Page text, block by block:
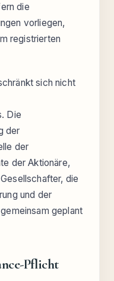
die
vorliegen,
registrierten
sich nicht
Die
der
der
der Aktionäre,
die
und der
geplant
Pflicht